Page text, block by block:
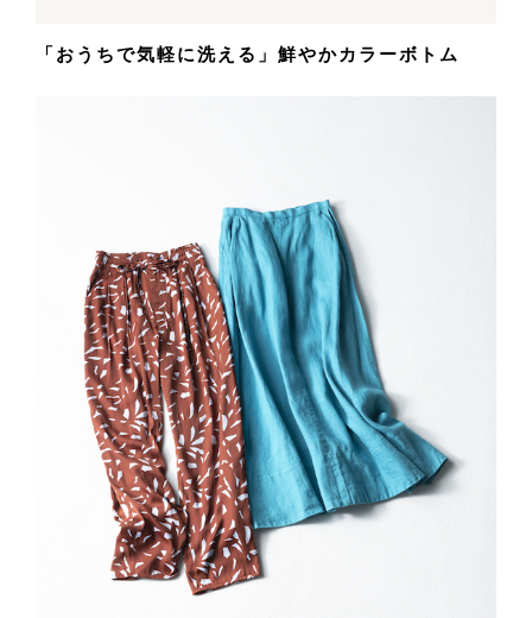
「おうちで気軽に洗える」鮮やかカラーボトム